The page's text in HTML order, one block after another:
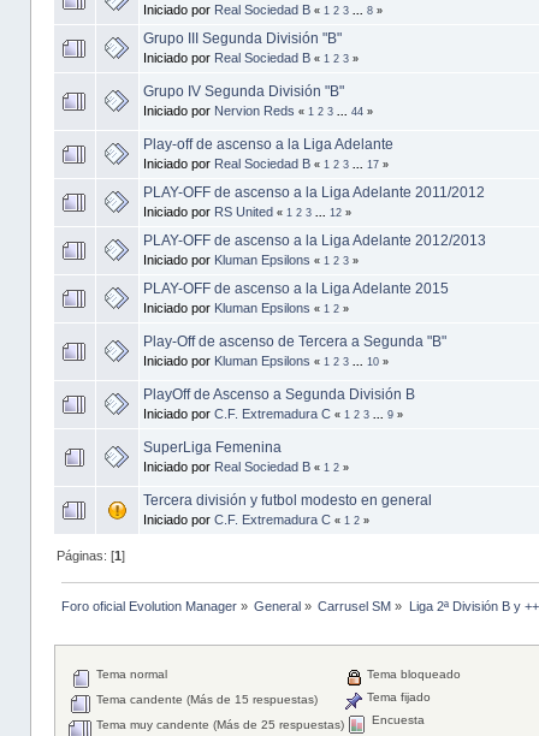
Iniciado por Real Sociedad B « 1 2 3 8»
Grupo III Segunda División "B"
Iniciado por Real Sociedad B « 1 2 3»
Grupo IV Segunda División "B"
Iniciado por Nervion Reds « 1 2 3 44»
Play-off de ascenso a la Liga Adelante
Iniciado por Real Sociedad B « 1 2 3 17»
PLAY-OFF de ascenso a la Liga Adelante 2011/2012
Iniciado por RS United « 1 2 3 12»
PLAY-OFF de ascenso a la Liga Adelante 2012/2013
Iniciado por Kluman Epsilons « 1 2 3»
PLAY-OFF de ascenso a la Liga Adelante 2015
Iniciado por Kluman Epsilons « 1 2»
Play-Off de ascenso de Tercera a Segunda "B"
Iniciado por Kluman Epsilons « 1 2 3 10»
PlayOff de Ascenso a Segunda División B
Iniciado por C.F. Extremadura C « 1 2 3 9»
SuperLiga Femenina
Iniciado por Real Sociedad B « 1 2»
Tercera división y futbol modesto en general
Iniciado por C.F. Extremadura C « 1 2»
Páginas: [1]
Foro oficial Evolution Manager» General » Carrusel SM » Liga 2ª División B y
Tema normal
Tema candente (Más de 15 respuestas)
Tema muy candente (Más de 25 respuestas)
Tema bloqueado
Tema fijado
Encuesta